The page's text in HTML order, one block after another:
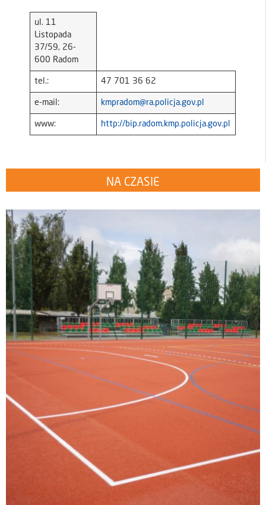
ul. 11
Listopada
37/59, 26-
600 Radom
tel.: 47 701 36 62
e-mail: kmpradom@ra.policja.gov.pl
www: http://bip.radom.kmp.policja.gov.pl
NA CZASIE